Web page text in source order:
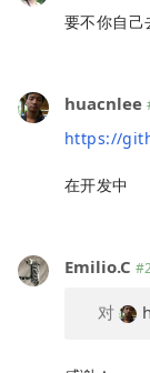
要不你自
huacnlee
https://
在开发中
Emilio.C
对